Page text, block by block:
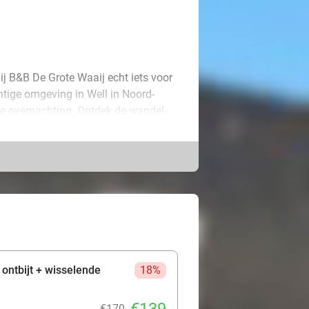
B&B De Grote Waaij echt iets voor
omgeving in Well in Noord-
overnachting. Ontdek de wandel-
is een badkamer, comfortabel
kunnen jullie gebruikmaken
volgende dag staat er een
+ wisselende
18%